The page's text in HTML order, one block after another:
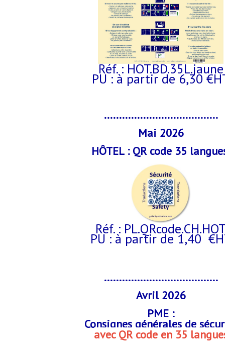
Réf. : HOT.BD.35L.jaune
PU : à partir de 6,30
......................................
Mai 2026
HÔTEL : QR code 35
Réf. :
PU : à partir de 1,40
......................................
Avril 2026
PME :
Consignes générales de
avec QR code en 35